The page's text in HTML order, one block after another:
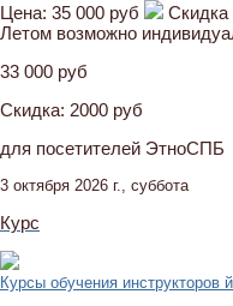
Цена: 35 000 руб
Скидка
Летом возможно
33 000 руб
Скидка: 2000 руб
для посетителей ЭтноСПБ
3 октября 2026 г., суббота
Курс
Курсы обучения инструкторов